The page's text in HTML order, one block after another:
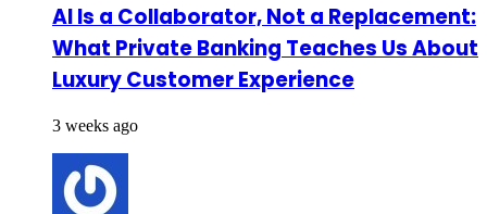
AI Is a Collaborator, Not a Replacement:
What Private Banking Teaches Us About
Luxury Customer Experience
3 weeks ago